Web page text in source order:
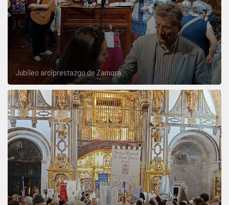
Jubileo arciprestazgo de Zamora